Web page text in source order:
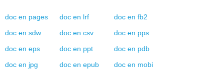
doc en pages doc en lrf doc en fb2
doc en sdw doc en csv doc en pps
doc en eps doc en ppt doc en pdb
doc en jpg doc en epub doc en mobi